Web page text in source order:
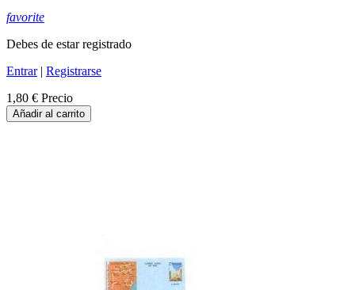
favorite
Debes de estar registrado
Entrar| Registrarse
1,80 € Precio
Añadir al carrito